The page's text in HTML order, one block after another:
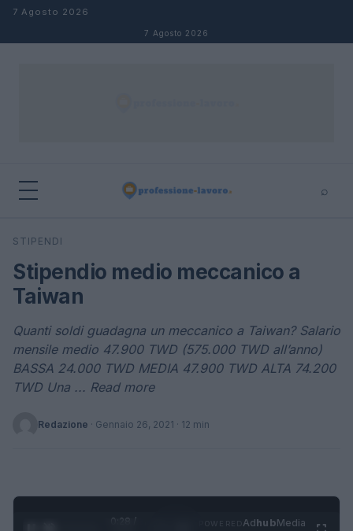
Salta al contenuto
7 Agosto 2026
7 Agosto 2026
⌕
Cerca
STIPENDI
Stipendio medio meccanico a
Taiwan
Quanti soldi guadagna un meccanico a Taiwan? Salario
mensile medio 47.900 TWD (575.000 TWD all’anno)
BASSA 24.000 TWD MEDIA 47.900 TWD ALTA 74.200
TWD Una ... Read more
Redazione · Gennaio 26, 2021 · 12 min
0:29 /
AdhubMedia